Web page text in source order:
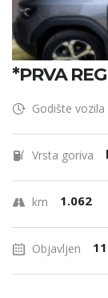
*PRVA
Godište vozila
Vrsta goriva
km 1.062
Objavljen